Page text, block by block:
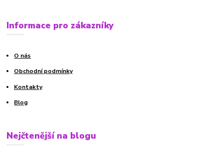
Informace pro zákazníky
O nás
Obchodní podmínky
Kontakty
Blog
Nejčtenější na blogu